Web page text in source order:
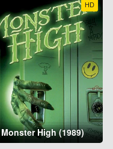
HD
Monster High (1989)